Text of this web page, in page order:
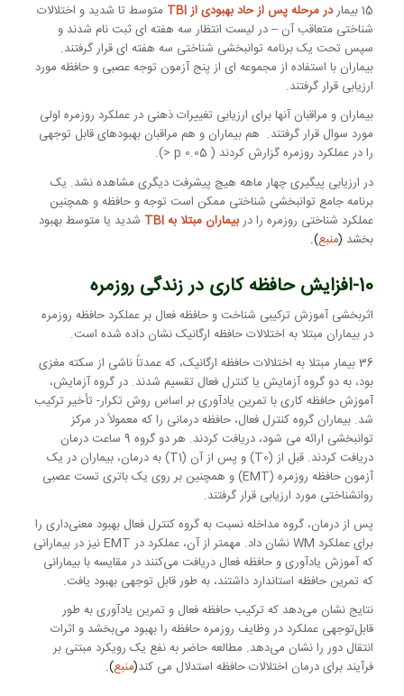
15 بیمار
در مرحله پس از حاد بهبودی از TBI
متوسط ​​تا شدید و اختلالات
شناختی متعاقب آن – در لیست انتظار سه هفته ای ثبت نام شدند و
سپس تحت یک برنامه توانبخشی شناختی سه هفته ای قرار گرفتند.
بیماران با استفاده از مجموعه ای از پنج آزمون توجه عصبی و حافظه مورد
ارزیابی قرار گرفتند.
بیماران و مراقبان آنها برای ارزیابی تغییرات ذهنی در عملکرد روزمره اولی
مورد سوال قرار گرفتند. هم بیماران و هم مراقبان بهبودهای قابل توجهی
را در عملکرد روزمره گزارش کردند ( 0.05 p <).
در ارزیابی پیگیری چهار ماهه هیچ پیشرفت دیگری مشاهده نشد. یک
برنامه جامع توانبخشی شناختی ممکن است توجه و حافظه و همچنین
عملکرد شناختی روزمره را دربیماران مبتلا به TBI
شدید یا متوسط ​​بهبود
بخشد (منبع).
10-افزایش حافظه کاری در زندگی روزمره
اثربخشی آموزش ترکیبی شناخت و حافظه فعال بر عملکرد حافظه روزمره
در بیماران مبتلا به اختلالات حافظه ارگانیک نشان داده شده است.
36 بیمار مبتلا به اختلالات حافظه ارگانیک، که عمدتاً ناشی از سکته مغزی
بود، به دو گروه آزمایش یا کنترل فعال تقسیم شدند. در گروه آزمایش،
آموزش حافظه کاری با تمرین یادآوری بر اساس روش تکرار- تأخیر ترکیب
شد. بیماران گروه کنترل فعال، حافظه درمانی را که معمولاً در مرکز
توانبخشی ارائه می شود، دریافت کردند. هر دو گروه 9 ساعت درمان
دریافت کردند. قبل از (T0) و پس از آن (T1) به درمان، بیماران در یک
آزمون حافظه روزمره (EMT) و همچنین بر روی یک باتری تست عصبی
روانشناختی مورد ارزیابی قرار گرفتند.
پس از درمان، گروه مداخله نسبت به گروه کنترل فعال بهبود معنی‌داری را
برای عملکرد WM نشان داد. مهمتر از آن، عملکرد در EMT نیز در بیمارانی
که آموزش یادآوری و حافظه فعال دریافت می‌کنند در مقایسه با بیمارانی
که تمرین حافظه استاندارد داشتند، به طور قابل توجهی بهبود یافت.
نتایج نشان می‌دهد که ترکیب حافظه فعال و تمرین یادآوری به طور
قابل‌توجهی عملکرد در وظایف روزمره حافظه را بهبود می‌بخشد و اثرات
انتقال دور را نشان می‌دهد. مطالعه حاضر به نفع یک رویکرد مبتنی بر
فرآیند برای درمان اختلالات حافظه استدلال می کند(منبع).